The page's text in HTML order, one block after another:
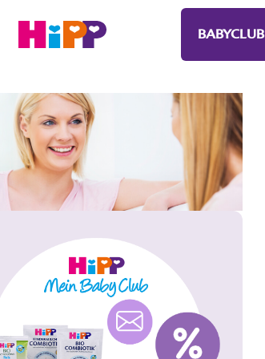
BABYCLUB